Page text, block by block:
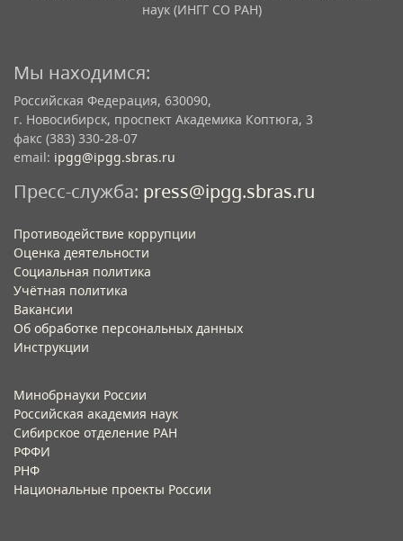
наук (ИНГГ СО РАН)
Мы находимся:
Российская Федерация, 630090,
г. Новосибирск, проспект Академика Коптюга, 3
факс (383) 330-28-07
email: ipgg@ipgg.sbras.ru
Пресс-служба: press@ipgg.sbras.ru
Противодействие коррупции
Оценка деятельности
Социальная политика
Учётная политика​
Вакансии​
Об обработке персональных данных​
Инструкции​
Минобрнауки России
Российская академия наук
Сибирское отделение РАН
РФФИ
РНФ
Национальные проекты России